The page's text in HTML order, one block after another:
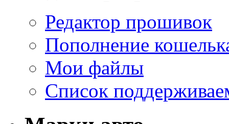
Редактор прошивок
Пополнение
Мои файлы
Список